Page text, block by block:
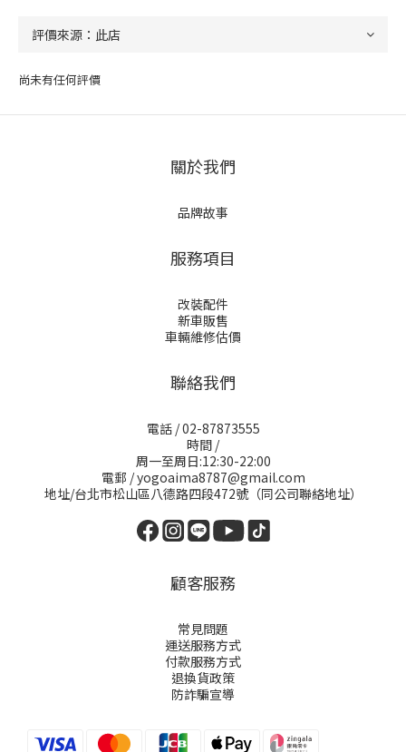
尚未有任何評價
關於我們
品牌故事
服務項目
改裝配件
新車販售
車輛維修估價
聯絡我們
電話 / 02-87873555
時間 /
周一至周日:12:30-22:00
電郵 / yogoaima8787@gmail.com
地址/台北市松山區八德路四段472號（同公司聯絡地址）
顧客服務
常見問題
運送服務方式
付款服務方式
退換貨政策
防詐騙宣導